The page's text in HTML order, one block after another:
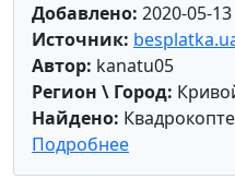
Добавлено: 2020-05-
Источник:
Автор: kanatu05
Регион \ Город:
Найдено:
Подробнее